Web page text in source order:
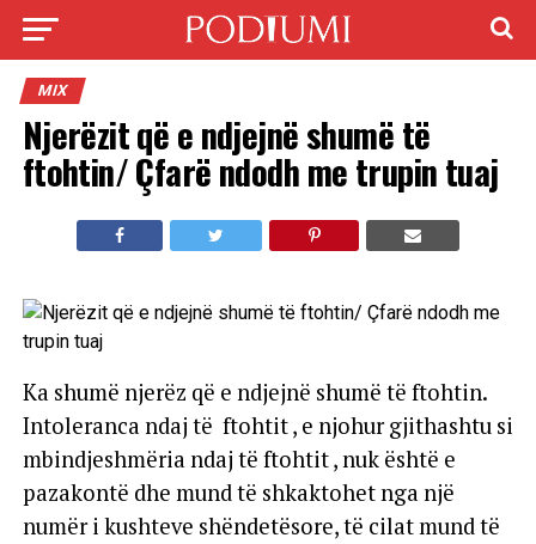
MIX
Njerëzit që e ndjejnë shumë të
ftohtin/ Çfarë ndodh me trupin tuaj
Ka shumë njerëz që e ndjejnë shumë të ftohtin.
Intoleranca ndaj të ftohtit , e njohur gjithashtu si
mbindjeshmëria ndaj të ftohtit , nuk është e
pazakontë dhe mund të shkaktohet nga një
numër i kushteve shëndetësore, të cilat mund të